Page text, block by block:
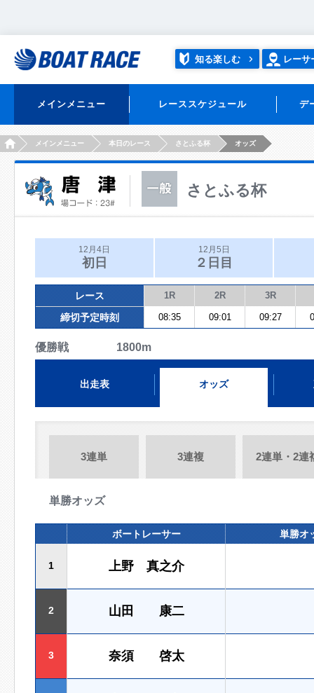
知る楽しむ レーサ
メインメニュー レーススケジュール デ
HOMEメインメニュー 本日のレース さとふる杯 オッズ
さとふる杯
12月4日
初日
12月5日
２日目
レース 1R 2R 3R
締切予定時刻 08:35 09:01 09:27
優勝戦 1800m
出走表 オッズ
3連単 3連複 2連単・2連
単勝オッズ
ボートレーサー 単勝オ
1 上野 真之介
2 山田 康二
3 奈須 啓太